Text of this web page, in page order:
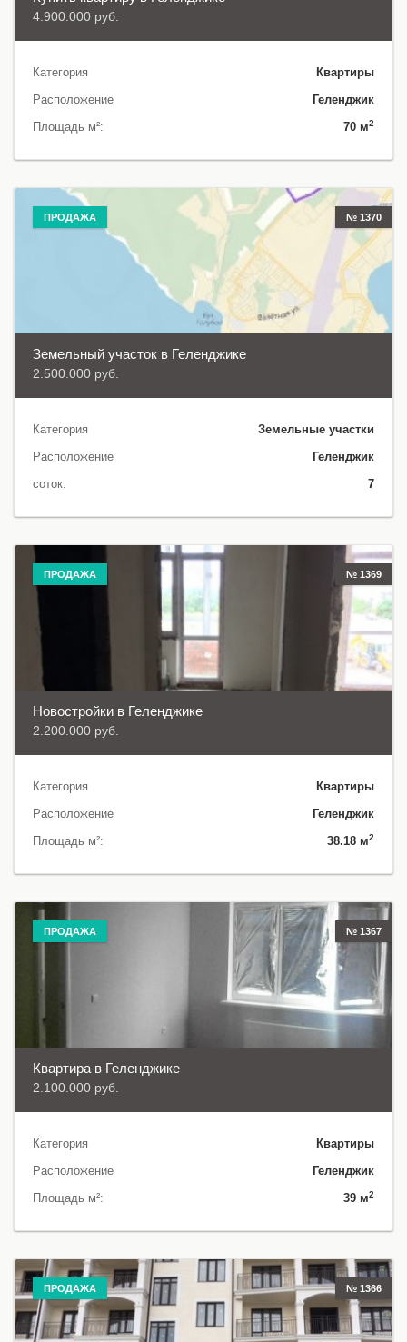
4.900.000 руб.
Категория
Квартиры
Расположение
Геленджик
Площадь м²:
70 м2
ПРОДАЖА № 1370
Земельный участок в Геленджике
2.500.000 руб.
Категория
Земельные участки
Расположение
Геленджик
соток:
7
ПРОДАЖА № 1369
Новостройки в Геленджике
2.200.000 руб.
Категория
Квартиры
Расположение
Геленджик
Площадь м²:
38.18 м2
ПРОДАЖА № 1367
Квартира в Геленджике
2.100.000 руб.
Категория
Квартиры
Расположение
Геленджик
Площадь м²:
39 м2
ПРОДАЖА № 1366